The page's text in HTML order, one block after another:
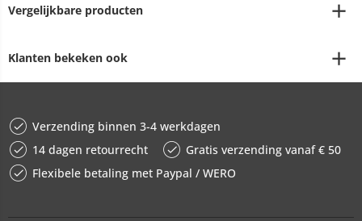
Vergelijkbare producten
Klanten bekeken ook
Verzending binnen 3-4 werkdagen
14 dagen retourrecht
Gratis verzending vanaf € 50
Flexibele betaling met Paypal / WERO